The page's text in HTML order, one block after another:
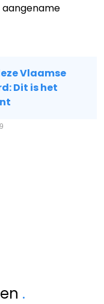
aangename
Vlaamse
Dit is het
.